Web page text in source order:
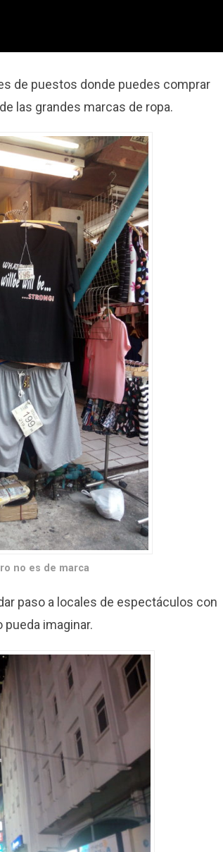
de puestos donde puedes comprar
las grandes marcas de ropa.
no es de marca
paso a locales de espectáculos con
imaginar.